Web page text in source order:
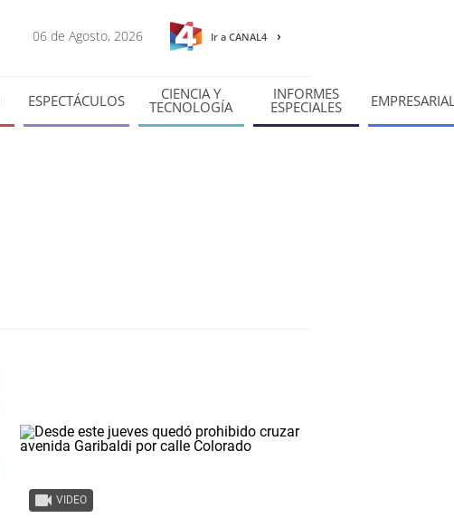
06 de Agosto, 2026 Ir a CANAL4
ESPECTÁCULOS CIENCIA Y
TECNOLOGÍA
INFORMES
ESPECIALES
VIDEO